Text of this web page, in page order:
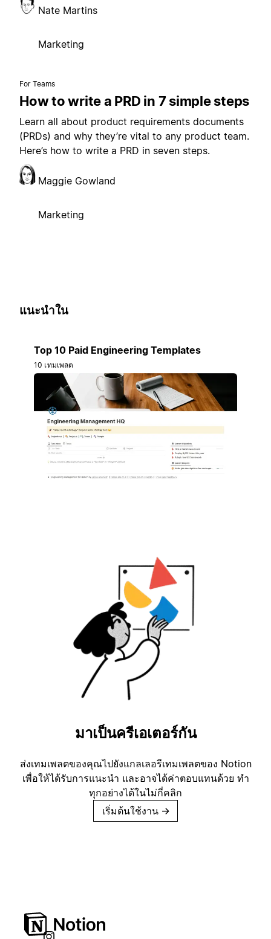
Nate Martins
Marketing
For Teams
How to write a PRD in 7 simple steps
Learn all about product requirements documents
(PRDs) and why they’re vital to any product team.
Here’s how to write a PRD in seven steps.
Maggie Gowland
Marketing
แนะนำใน
Top 10 Paid Engineering Templates
10 เทมเพลต
มาเป็นครีเอเตอร์กัน
ส่งเทมเพลตของคุณไปยังแกลเลอรีเทมเพลตของ Notion
เพื่อให้ได้รับการแนะนำ และอาจได้ค่าตอบแทนด้วย ทำ
ทุกอย่างได้ในไม่กี่คลิก
เริ่มต้นใช้งาน →